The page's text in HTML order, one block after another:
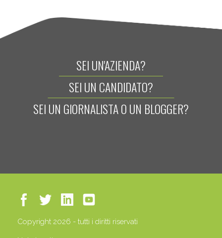
SEI UN'AZIENDA?
SEI UN CANDIDATO?
SEI UN GIORNALISTA O UN BLOGGER?
Copyright 2026 - tutti i diritti riservati